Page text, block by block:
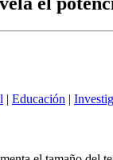
| Educación |